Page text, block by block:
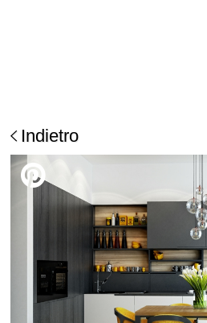
Indietro